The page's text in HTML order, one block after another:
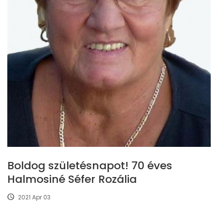
Boldog születésnapot! 70 éves
Halmosiné Séfer Rozália
2021 Apr 03